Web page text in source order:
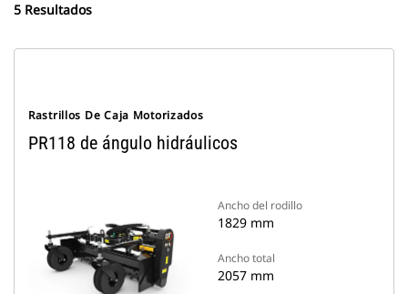
5 Resultados
Rastrillos De Caja Motorizados
PR118 de ángulo hidráulicos
Ancho del rodillo
1829 mm
Ancho total
2057 mm